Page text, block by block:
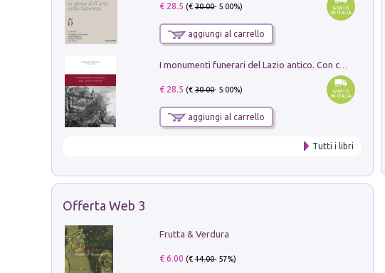
€ 28.5 (€30.00- 5.00%)
aggiungi al carrello
I monumenti funerari del Lazio antico. Con cartella con tavole
€ 28.5 (€30.00- 5.00%)
aggiungi al carrello
Tutti i libri
Offerta Web 3
Frutta & Verdura
€ 6.00 (€14.00- 57%)